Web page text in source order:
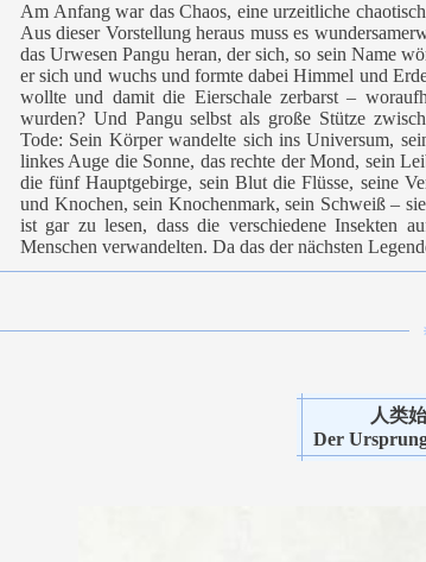
Am Anfang war das Chaos, eine urzeitliche
Aus dieser Vorstellung heraus muss es
das Urwesen Pangu heran, der sich, so sein Name
er sich und wuchs und formte dabei Himmel und
wollte und damit die Eierschale zerbarst –
wurden? Und Pangu selbst als große Stütze
Tode: Sein Körper wandelte sich ins Universum,
linkes Auge die Sonne, das rechte der Mond, sein
die fünf Hauptgebirge, sein Blut die Flüsse, seine
und Knochen, sein Knochenmark, sein Schweiß –
ist gar zu lesen, dass die verschiedene Insekten
Menschen verwandelten. Da das der nächsten
人类
Der